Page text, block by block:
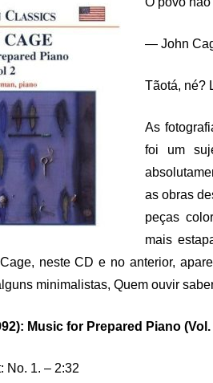
— John
Tãotá, né?
As
foi um
as obras
peças
mais
neste CD e no anterior,
minimalistas, Quem ouvir
Music for Prepared Piano (Vol.
No. 1. – 2:32